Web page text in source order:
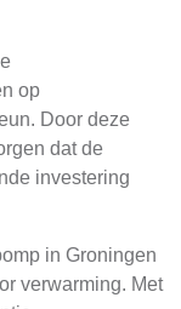
op
Door deze
dat de
investering
in Groningen
verwarming. Met